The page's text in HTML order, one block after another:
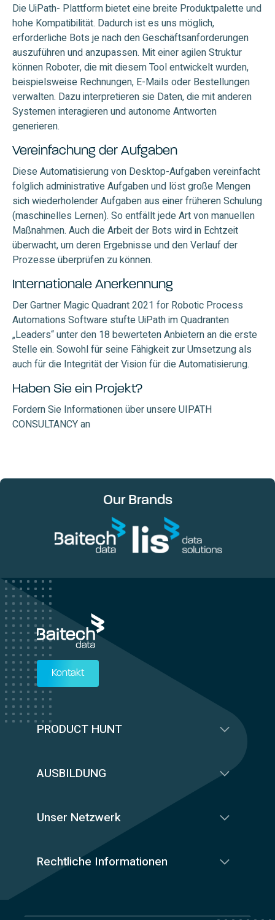
Die UiPath- Plattform bietet eine breite Produktpalette und
hohe Kompatibilität. Dadurch ist es uns möglich,
erforderliche Bots je nach den Geschäftsanforderungen
auszuführen und anzupassen. Mit einer agilen Struktur
können Roboter, die mit diesem Tool entwickelt wurden,
beispielsweise Rechnungen, E-Mails oder Bestellungen
verwalten. Dazu interpretieren sie Daten, die mit anderen
Systemen interagieren und autonome Antworten
generieren.
Vereinfachung der Aufgaben
Diese Automatisierung von Desktop-Aufgaben vereinfacht
folglich administrative Aufgaben und löst große Mengen
sich wiederholender Aufgaben aus einer früheren Schulung
(maschinelles Lernen). So entfällt jede Art von manuellen
Maßnahmen. Auch die Arbeit der Bots wird in Echtzeit
überwacht, um deren Ergebnisse und den Verlauf der
Prozesse überprüfen zu können.
Internationale Anerkennung
Der Gartner Magic Quadrant 2021 for Robotic Process
Automations Software stufte UiPath im Quadranten
„Leaders“ unter den 18 bewerteten Anbietern an die erste
Stelle ein. Sowohl für seine Fähigkeit zur Umsetzung als
auch für die Integrität der Vision für die Automatisierung.
Haben Sie ein Projekt?
Fordern Sie Informationen über unsere UIPATH
CONSULTANCY an
Our Brands
Kontakt
PRODUCT HUNT
AUSBILDUNG
Unser Netzwerk
Rechtliche Informationen